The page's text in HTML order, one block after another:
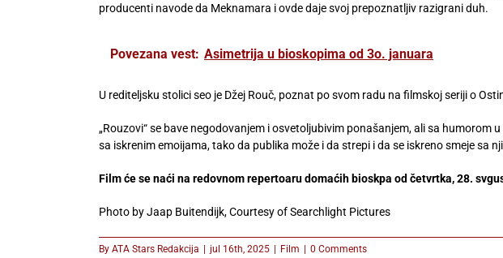
producenti navode da Meknamara i ovde daje svoj prepoznatljiv razigrani duh.
Povezana vest: Asimetrija u bioskopima od 3o. januara
U rediteljsku stolici seo je Džej Rouč, poznat po svom radu na filmskoj seriji o
„Rouzovi“ se bave negodovanjem i osvetoljubivim ponašanjem, ali sa humorom
sa iskrenim emoijama, tako da publika može i da strepi i da se iskreno smeje sa
Film će se naći na redovnom repertoaru domaćih bioskpa od četvrtka, 28.
Photo by Jaap Buitendijk, Courtesy of Searchlight Pictures
By ATA Stars Redakcija | jul 16th, 2025 | Film | 0 Comments